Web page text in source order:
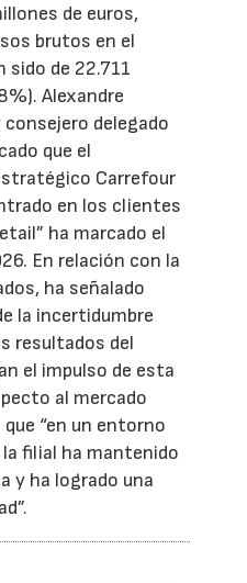
de euros,
brutos en el
de 22.711
Alexandre
delegado
que el
Carrefour
en los clientes
ha marcado el
En relación con la
ha señalado
la incertidumbre
resultados del
el impulso de esta
al mercado
“en un entorno
filial ha mantenido
y ha logrado una